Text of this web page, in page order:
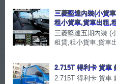
三菱堅達內裝(小貨
租小貨車,貨車出租,
三菱堅達五期內裝 (
租賃,租小貨車,貨車
2.715T 得利卡 貨車
2.715T 得利卡 貨車